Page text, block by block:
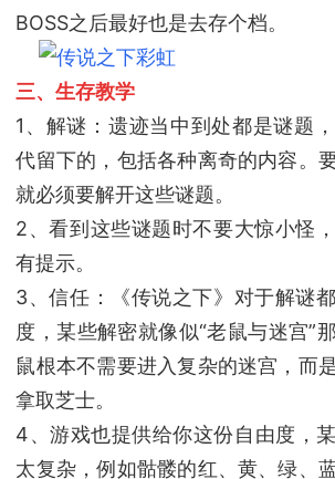
BOSS之后最好也是去存个档。
三、生存教学
1、解谜：遗迹当中到处都是谜题
代留下的，包括各种离奇的内容。
就必须要解开这些谜题。
2、看到这些谜题时不要大惊小怪
有提示。
3、信任：《传说之下》对于解谜
度，某些解密就像似“老鼠与迷宫”
鼠根本不需要进入复杂的迷宫，而
拿取芝士。
4、游戏也提供给你这份自由度，
太复杂，例如骷髅的红、黄、绿、